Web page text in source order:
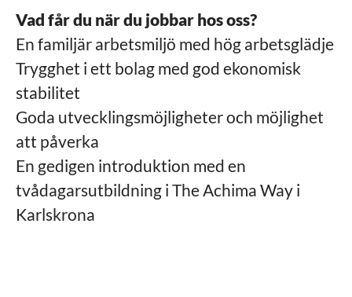
Vad får du när du jobbar hos oss?
En familjär arbetsmiljö med hög arbetsglädje
Trygghet i ett bolag med god ekonomisk
stabilitet
Goda utvecklingsmöjligheter och möjlighet
att påverka
En gedigen introduktion med en
tvådagarsutbildning i The Achima Way i
Karlskrona